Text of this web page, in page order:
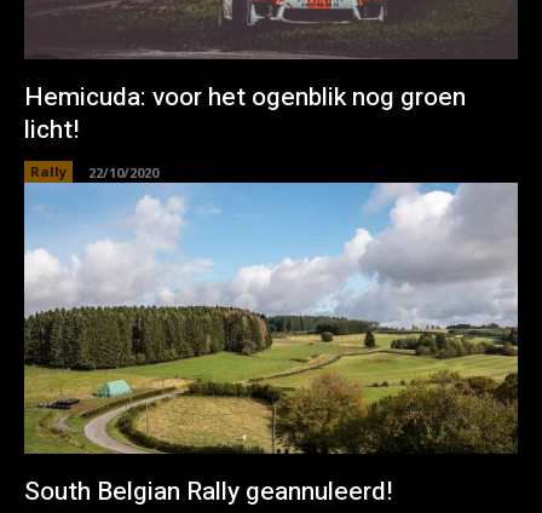
Hemicuda: voor het ogenblik nog groen
licht!
Rally 22/10/2020
South Belgian Rally geannuleerd!